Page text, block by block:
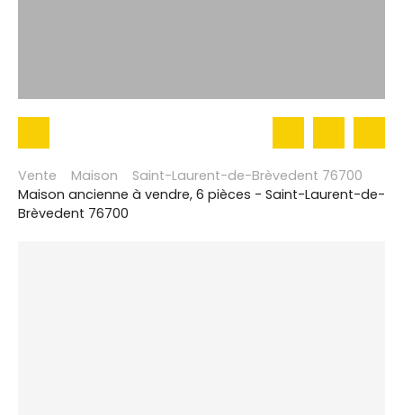
Vente Maison
Saint-Laurent-de-Brèvedent 76700
Maison ancienne à vendre, 6 pièces - Saint-Laurent-de-
Brèvedent 76700